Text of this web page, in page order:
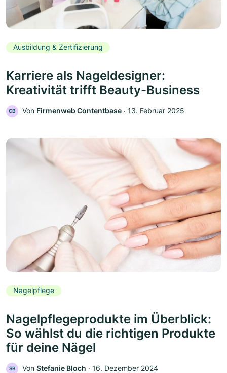
Ausbildung & Zertifizierung
Karriere als Nageldesigner:
Kreativität trifft Beauty-Business
CB Von Firmenweb Contentbase ‧ 13. Februar 2025
Nagelpflege
Nagelpflegeprodukte im Überblick:
So wählst du die richtigen Produkte
für deine Nägel
SB Von Stefanie Bloch ‧ 16. Dezember 2024